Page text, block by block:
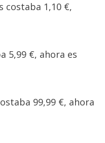
costaba 1,10 €,
5,99 €, ahora es
99,99 €, ahora